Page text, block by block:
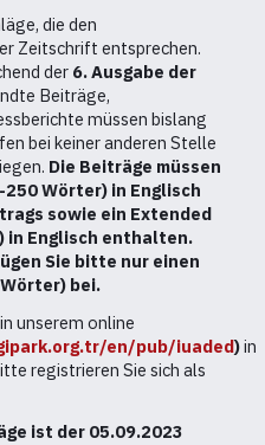
die den
Zeitschrift entsprechen.
der 6. Ausgabe der
Beiträge,
müssen bislang
bei keiner anderen Stelle
Die Beiträge müssen
Wörter) in Englisch
sowie ein Extended
Englisch enthalten.
Sie bitte nur einen
bei.
unserem online
en/pub/iuaded)in
registrieren Sie sich als
ist der 05.09.2023